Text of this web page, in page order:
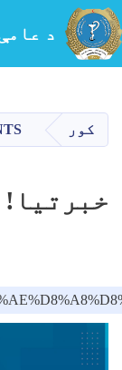
د
کور
خبرتیا!